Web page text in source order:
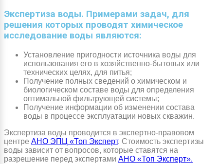
Экспертиза воды. Примерами задач, для
решения которых проводят химическое
исследование воды являются:
Установление пригодности источника воды для
использования его в хозяйственно-бытовых или
технических целях, для питья;
Получение полных сведений о химическом и
биологическом составе воды для определения
оптимальной фильтрующей системы;
Получение информации об изменении состава
воды в процессе эксплуатации новых скважин.
Экспертиза воды проводится в экспертно-правовом
центре АНО ЭПЦ «Топ Эксперт. Стоимость экспертизы
воды зависит от вопросов, которые ставятся на
разрешение перед экспертами АНО «Топ Эксперт».